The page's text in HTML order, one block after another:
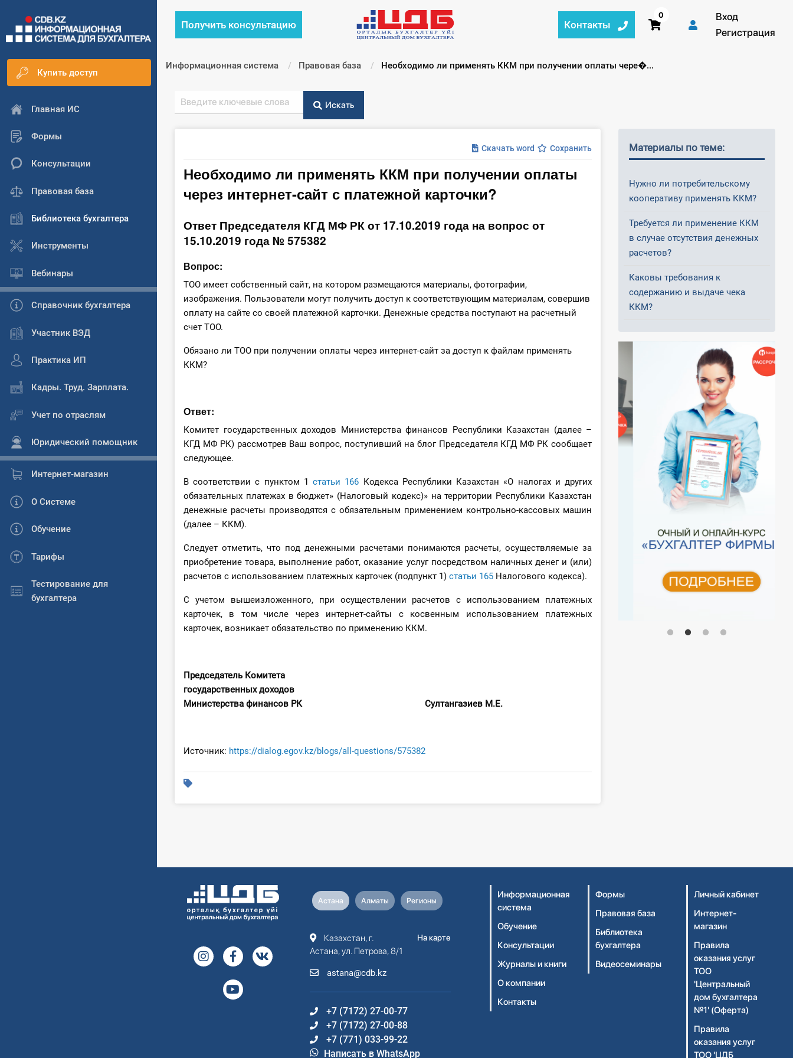
Купить доступ
Главная ИС
Формы
Консультации
Правовая база
Библиотека бухгалтера
Инструменты
Вебинары
Справочник бухгалтера
Участник ВЭД
Практика ИП
Кадры. Труд. Зарплата.
Учет по отраслям
Юридический помощник
Интернет-магазин
О Системе
Обучение
Тарифы
Тестирование для
бухгалтера
Получить консультацию Контакты
0
Вход
Регистрация
Информационная система Правовая база Текущий:
Необходимо ли применять ККМ при получении оплаты чере�...
Искать
Скачать word Сохранить
Необходимо ли применять ККМ при получении оплаты
через интернет-сайт с платежной карточки?
Ответ Председателя КГД МФ РК от 17.10.2019 года на вопрос от
15.10.2019 года № 575382
Вопрос:
ТОО имеет собственный сайт, на котором размещаются материалы, фотографии,
изображения. Пользователи могут получить доступ к соответствующим материалам, совершив
оплату на сайте со своей платежной карточки. Денежные средства поступают на расчетный
счет ТОО.
Обязано ли ТОО при получении оплаты через интернет-сайт за доступ к файлам применять
ККМ?
Ответ:
Комитет государственных доходов Министерства финансов Республики Казахстан (далее –
КГД МФ РК) рассмотрев Ваш вопрос, поступивший на блог Председателя КГД МФ РК сообщает
следующее.
В соответствии с пунктом 1статьи 166 Кодекса Республики Казахстан «О налогах и других
обязательных платежах в бюджет» (Налоговый кодекс)» на территории Республики Казахстан
денежные расчеты производятся с обязательным применением контрольно-кассовых машин
(далее – ККМ).
Следует отметить, что под денежными расчетами понимаются расчеты, осуществляемые за
приобретение товара, выполнение работ, оказание услуг посредством наличных денег и (или)
расчетов с использованием платежных карточек (подпункт 1) статьи 165 Налогового кодекса).
С учетом вышеизложенного, при осуществлении расчетов с использованием платежных
карточек, в том числе через интернет-сайты с косвенным использованием платежных
карточек, возникает обязательство по применению ККМ.
Председатель Комитета
государственных доходов
Министерства финансов РК Султангазиев М.Е.
Источник: https://dialog.egov.kz/blogs/all-questions/575382
Материалы по теме:
Нужно ли потребительскому
кооперативу применять ККМ?
Требуется ли применение ККМ
в случае отсутствия денежных
расчетов?
Каковы требования к
содержанию и выдаче чека
ККМ?
Астана Алматы Регионы
Казахстан, г.
Астана, ул. Петрова, 8/1
astana@cdb.kz
На карте
+7 (7172) 27-00-77
+7 (7172) 27-00-88
+7 (771) 033-99-22
Написать в WhatsApp
Информационная
система
Обучение
Консультации
Журналы и книги
О компании
Контакты
Формы
Правовая база
Библиотека
бухгалтера
Видеосеминары
Личный кабинет
Интернет-
магазин
Правила
оказания услуг
ТОО
'Центральный
дом бухгалтера
№1' (Оферта)
Правила
оказания услуг
ТОО 'ЦДБ